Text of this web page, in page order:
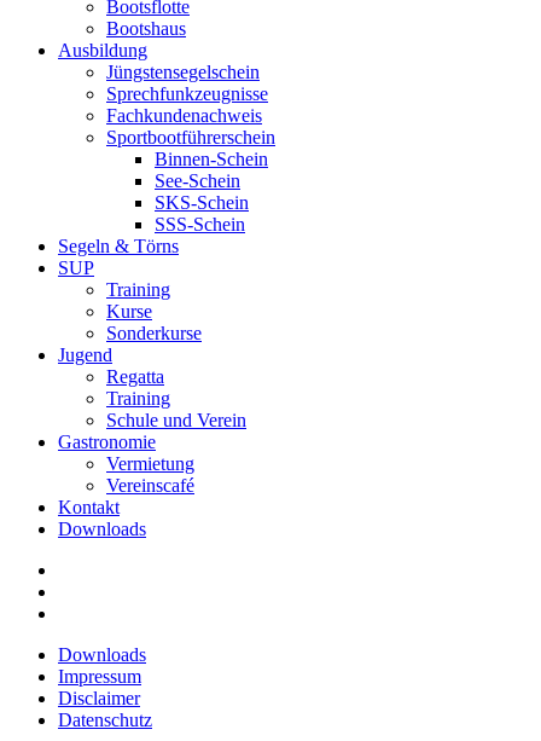
Bootsflotte
Bootshaus
Ausbildung
Jüngstensegelschein
Sprechfunkzeugnisse
Fachkundenachweis
Sportbootführerschein
Binnen-Schein
See-Schein
SKS-Schein
SSS-Schein
Segeln & Törns
SUP
Training
Kurse
Sonderkurse
Jugend
Regatta
Training
Schule und Verein
Gastronomie
Vermietung
Vereinscafé
Kontakt
Downloads
Downloads
Impressum
Disclaimer
Datenschutz